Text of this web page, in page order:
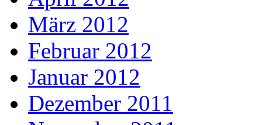
März 2012
Februar 2012
Januar 2012
Dezember 2011